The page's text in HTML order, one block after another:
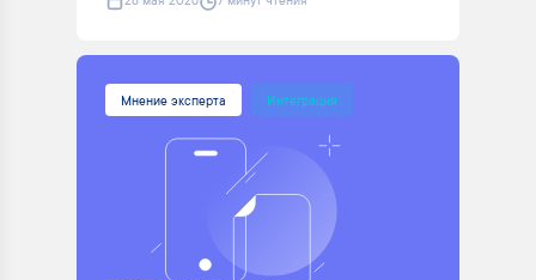
Мнение эксперта Интеграция